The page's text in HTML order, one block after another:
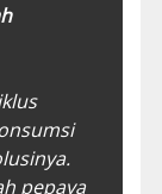
pepaya